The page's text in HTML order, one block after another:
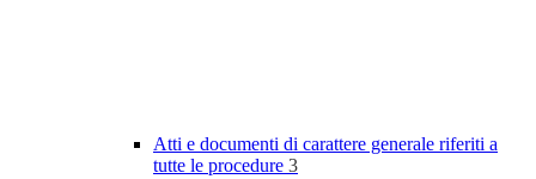
Atti e documenti di carattere generale riferiti a
tutte le procedure 3